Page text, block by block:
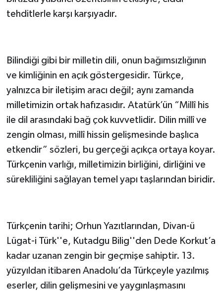
tehditlerle karşı karşıyadır.
Bilindiği gibi bir milletin dili, onun bağımsızlığının
ve kimliğinin en açık göstergesidir. Türkçe,
yalnızca bir iletişim aracı değil; aynı zamanda
milletimizin ortak hafızasıdır. Atatürk’ün “Millî his
ile dil arasındaki bağ çok kuvvetlidir. Dilin millî ve
zengin olması, millî hissin gelişmesinde başlıca
etkendir” sözleri, bu gerçeği açıkça ortaya koyar.
Türkçenin varlığı, milletimizin birliğini, dirliğini ve
sürekliliğini sağlayan temel yapı taşlarından biridir.
Türkçenin tarihi; Orhun Yazıtlarından, Divan-ü
Lügat-i Türk''e, Kutadgu Bilig''den Dede Korkut’a
kadar uzanan zengin bir geçmişe sahiptir. 13.
yüzyıldan itibaren Anadolu’da Türkçeyle yazılmış
eserler, dilin gelişmesini ve yaygınlaşmasını